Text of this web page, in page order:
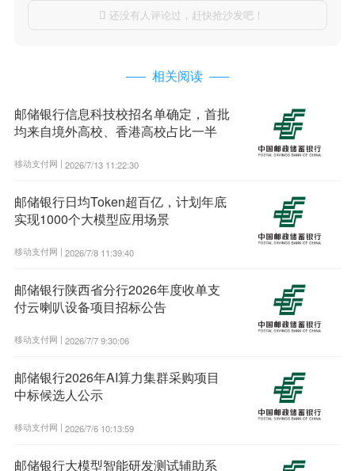
 还没有人评论过，赶快抢沙发吧！
相关阅读
邮储银行信息科技校招名单确定，首批
均来自境外高校、香港高校占比一半
移动支付网 | 2026/7/13 11:22:30
邮储银行日均Token超百亿，计划年底
实现1000个大模型应用场景
移动支付网 | 2026/7/8 11:39:40
邮储银行陕西省分行2026年度收单支
付云喇叭设备项目招标公告
移动支付网 | 2026/7/7 9:30:06
邮储银行2026年AI算力集群采购项目
中标候选人公示
移动支付网 | 2026/7/6 10:13:59
邮储银行大模型智能研发测试辅助系